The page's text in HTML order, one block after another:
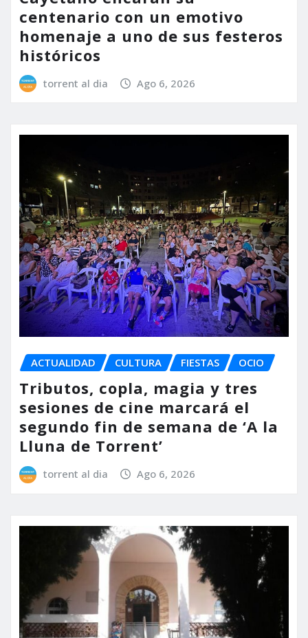
centenario con un emotivo
homenaje a uno de sus festeros
históricos
torrent al dia Ago 6, 2026
ACTUALIDAD CULTURA FIESTAS OCIO
Tributos, copla, magia y tres
sesiones de cine marcará el
segundo fin de semana de ‘A la
Lluna de Torrent’
torrent al dia Ago 6, 2026